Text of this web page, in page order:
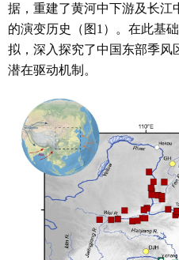
据，重建了黄河中下游及长江
的演变历史（图1）。在此基
拟，深入探究了中国东部季风
潜在驱动机制。